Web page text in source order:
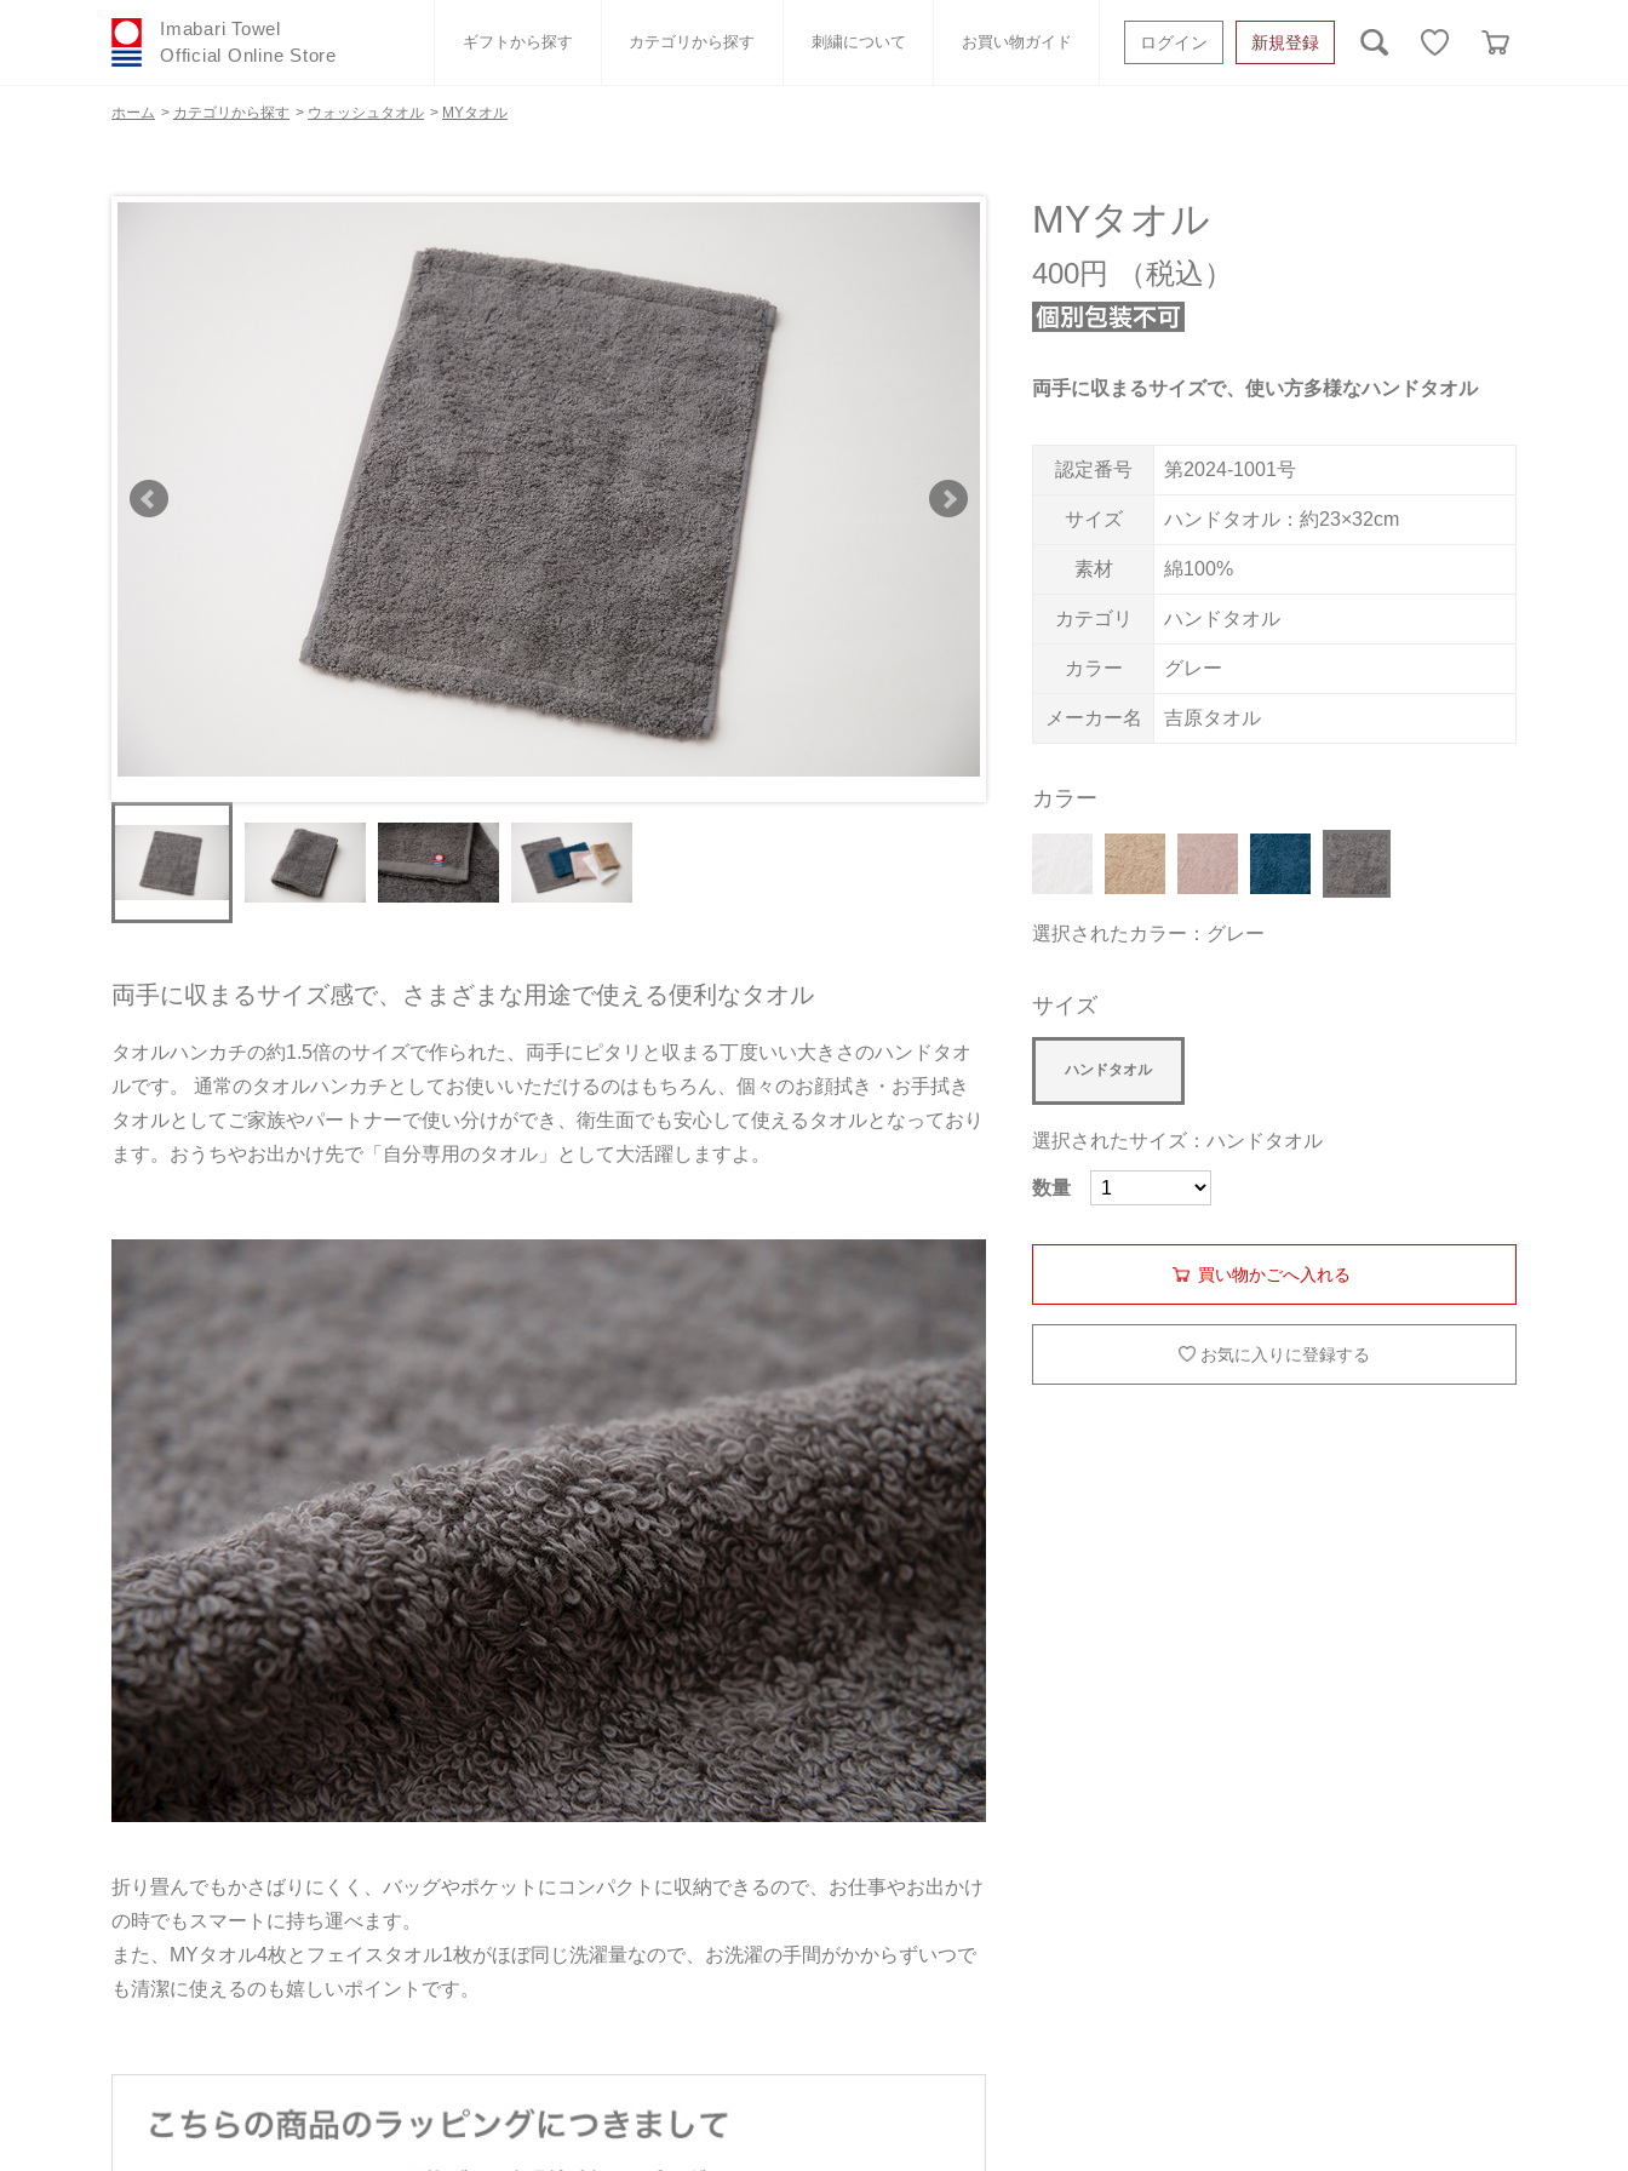
Imabari Towel
Official Online Store
ギフトから探す カテゴリから探す 刺繍について お買い物ガイド ログイン 新規登録
ウェディング 小さなお返し・お餞別 オーガニック
タオルハンカチ ベビーグッズ マフラー 衣類
バスグッズ
ホーム > カテゴリから探す > ウォッシュタオル > MYタオル
両手に収まるサイズ感で、さまざまな用途で使える便利なタオル
タオルハンカチの約1.5倍のサイズで作られた、両手にピタリと収まる丁度いい大きさのハンドタオ
ルです。 通常のタオルハンカチとしてお使いいただけるのはもちろん、個々のお顔拭き・お手拭き
タオルとしてご家族やパートナーで使い分けができ、衛生面でも安心して使えるタオルとなっており
ます。おうちやお出かけ先で「自分専用のタオル」として大活躍しますよ。
折り畳んでもかさばりにくく、バッグやポケットにコンパクトに収納できるので、お仕事やお出かけ
の時でもスマートに持ち運べます。
また、MYタオル4枚とフェイスタオル1枚がほぼ同じ洗濯量なので、お洗濯の手間がかからずいつで
も清潔に使えるのも嬉しいポイントです。
両手に収まるサイズで、使い方多様なハンドタオル
MYタオル
400円
認定番号 第2024-1001号
サイズ ハンドタオル：約23×32cm
素材 綿100%
カテゴリ ハンドタオル
カラー グレー
メーカー名 吉原タオル
カラー
選択されたカラー：グレー
サイズ
ハンドタオル
選択されたサイズ：ハンドタオル
数量
買い物かごへ入れる
お気に入りに登録する